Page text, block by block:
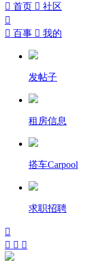
 首页  社区

 百事  我的
发帖子
租房信息
搭车Carpool
求职招聘

  